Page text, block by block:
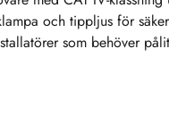
och tippljus för
som behöver